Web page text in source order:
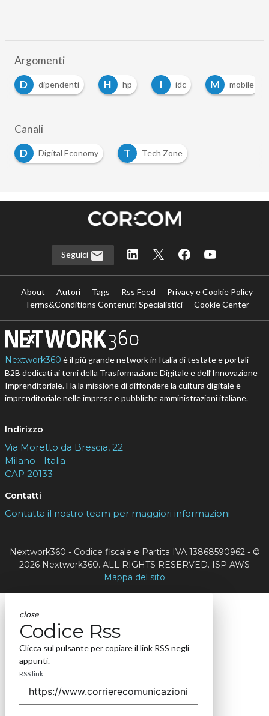
Argomenti
D
dipendenti H hp I idc M mobile
Canali
D
Digital Economy T Tech Zone
Seguici
About Autori Tags Rss Feed
Privacy e Cookie Policy
Terms&Conditions Contenuti Specialistici
Cookie Center
Nextwork360 è il più grande network in Italia di testate e portali
B2B dedicati ai temi della Trasformazione Digitale e dell’Innovazione
Imprenditoriale. Ha la missione di diffondere la cultura digitale e
imprenditoriale nelle imprese e pubbliche amministrazioni italiane.
Indirizzo
Via Moretto da Brescia, 22
Milano - Italia
CAP 20133
Contatti
Contatta il nostro team per maggiori informazioni
Nextwork360 - Codice fiscale e Partita IVA 13868590962 - ©
2026 Nextwork360. ALL RIGHTS RESERVED. ISP AWS
Mappa del sito
close
Codice Rss
Clicca sul pulsante per copiare il link RSS negli
appunti.
RSS link